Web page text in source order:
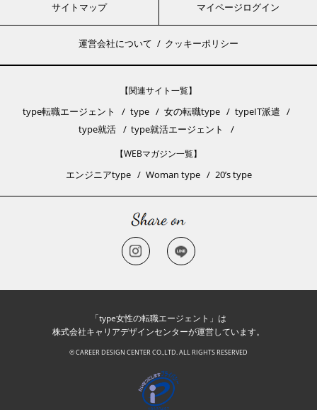
サイトマップ マイページログイン
運営会社について クッキーポリシー
【関連サイト一覧】
type転職エージェント type 女の転職type
typeIT派遣
type就活
type就活エージェント
【WEBマガジン一覧】
エンジニアtype Woman type 20’s type
「type女性の転職エージェント」は
株式会社キャリアデザインセンターが運営しています。
© CAREER DESIGN CENTER CO.,LTD. ALL RIGHTS RESERVED